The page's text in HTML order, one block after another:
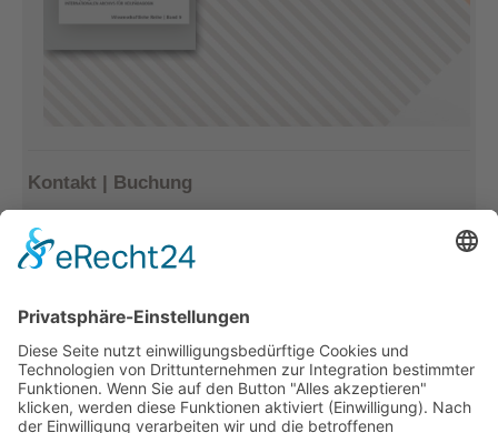
Kontakt | Buchung
Tel.: 033477–548940
info@archiv-heilpaedagogik.de
Kommende Veranstaltungen